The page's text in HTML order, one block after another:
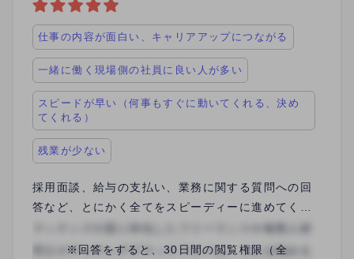
仕事の内容が面白い、キャリアアップにつながる
一緒に働く現場側の社員に良い人が多い
スピードが早い（何事もすぐに動いてくれる、決め
てくれる）
残業が少ない
採用面談、給与の支払い、業務に関する質問への回
答など、とにかく全てをスピーディーに進めてくれ
内には振り込まれるのでとてもありがたいです、 ま
※回答をすると、30日間の閲覧権限（全